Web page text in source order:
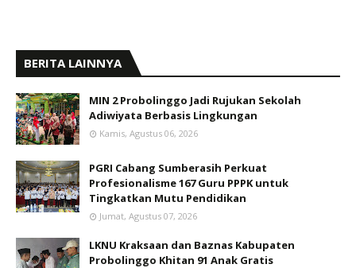
BERITA LAINNYA
MIN 2 Probolinggo Jadi Rujukan Sekolah
Adiwiyata Berbasis Lingkungan
Kamis, Agustus 06, 2026
PGRI Cabang Sumberasih Perkuat
Profesionalisme 167 Guru PPPK untuk
Tingkatkan Mutu Pendidikan
Jumat, Agustus 07, 2026
LKNU Kraksaan dan Baznas Kabupaten
Probolinggo Khitan 91 Anak Gratis